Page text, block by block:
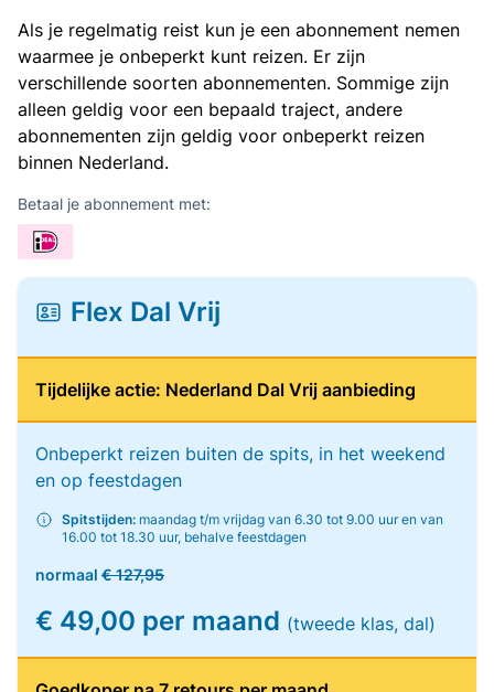
Als je regelmatig reist kun je een abonnement nemen
waarmee je onbeperkt kunt reizen. Er zijn
verschillende soorten abonnementen. Sommige zijn
alleen geldig voor een bepaald traject, andere
abonnementen zijn geldig voor onbeperkt reizen
binnen Nederland.
Betaal je abonnement met:
Flex Dal Vrij
Tijdelijke actie: Nederland Dal Vrij aanbieding
Onbeperkt reizen buiten de spits, in het weekend
en op feestdagen
Spitstijden: maandag t/m vrijdag van 6.30 tot 9.00 uur en van
16.00 tot 18.30 uur, behalve feestdagen
normaal € 127,95
€ 49,00 per maand (tweede klas, dal)